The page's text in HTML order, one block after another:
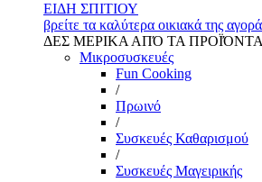
ΕΙΔΗ ΣΠΙΤΙΟΥ
βρείτε τα καλύτερα οικιακά της
ΔΕΣ ΜΕΡΙΚΑ ΑΠΌ ΤΑ
Μικροσυσκευές
Fun Cooking
/
Πρωινό
/
Συσκευές Καθαρισμού
/
Συσκευές Μαγειρικής